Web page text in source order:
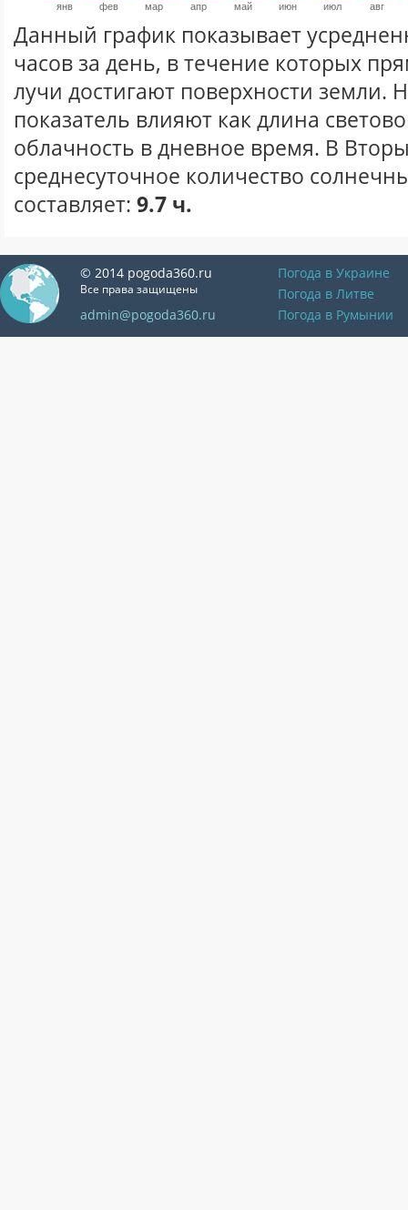
янв фев мар апр май июн июл авг
Данный график показывает
часов за день, в течение которых
лучи достигают поверхности земли.
показатель влияют как длина
облачность в дневное время. В
среднесуточное количество
составляет: 9.7 ч.
© 2014 pogoda360.ru
Все права защищены
admin@pogoda360.ru
Погода в Украине
Погода в Литве
Погода в Румынии